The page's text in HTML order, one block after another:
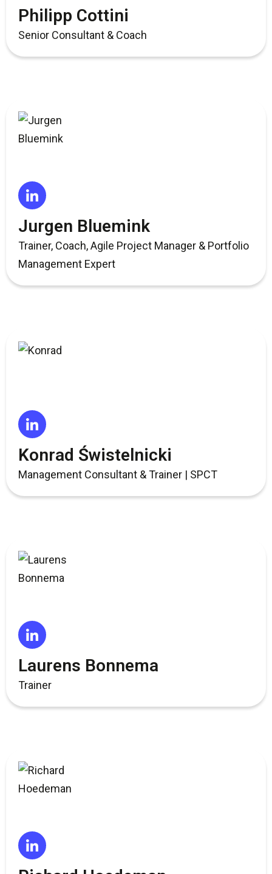
Philipp Cottini
Senior Consultant & Coach
Jurgen Bluemink
Trainer, Coach, Agile Project Manager & Portfolio
Management Expert
Konrad Świstelnicki
Management Consultant & Trainer | SPCT
Laurens Bonnema
Trainer